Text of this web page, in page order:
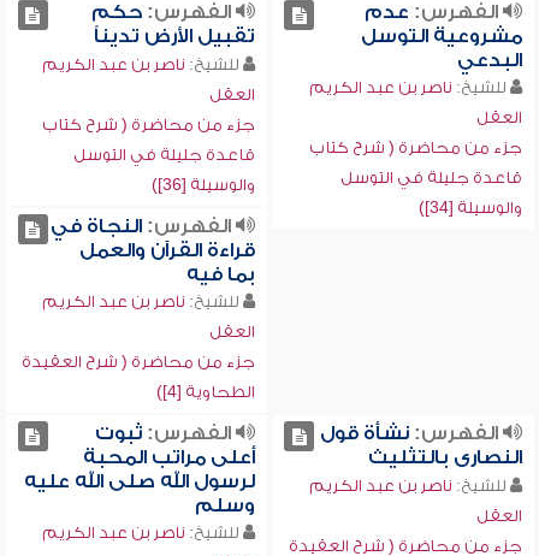
الفهرس: عدم
مشروعية التوسل
البدعي
للشيخ: ناصر بن عبد الكريم
العقل
جزء من محاضرة ( شرح كتاب
قاعدة جليلة في التوسل
والوسيلة [34])
الفهرس:حكم
تقبيل الأرض تديناً
للشيخ: ناصر بن عبد الكريم
العقل
جزء من محاضرة ( شرح كتاب
قاعدة جليلة في التوسل
والوسيلة [36])
الفهرس:النجاة في
قراءة القرآن والعمل
بما فيه
للشيخ: ناصر بن عبد الكريم
العقل
جزء من محاضرة ( شرح العقيدة
الطحاوية [4])
الفهرس:نشأة قول
النصارى بالتثليث
للشيخ: ناصر بن عبد الكريم
العقل
جزء من محاضرة ( شرح العقيدة
الفهرس:ثبوت
أعلى مراتب المحبة
لرسول الله صلى الله عليه
وسلم
للشيخ: ناصر بن عبد الكريم